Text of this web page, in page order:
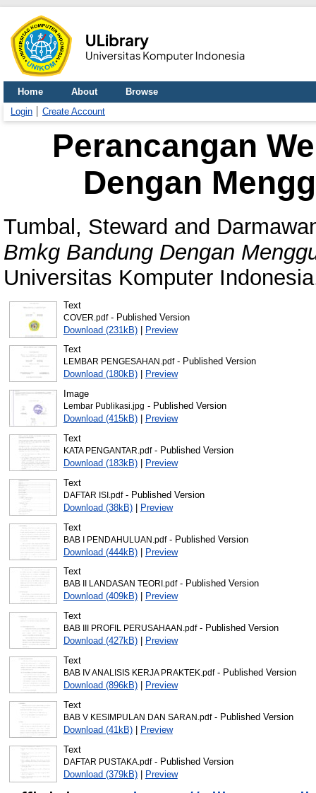
Home About
Browse
Login
Create Account
Perancangan
Dengan
Tumbal, Steward and
Bmkg Bandung Dengan
Universitas Komputer
Text
COVER.pdf- Published Version
Download (231kB)| Preview
Text
LEMBAR PENGESAHAN.pdf- Published Version
Download (180kB)|
Preview
Image
Lembar Publikasi.jpg - Published Version
Download (415kB)|
Preview
Text
KATA PENGANTAR.pdf- Published Version
Download (183kB)|
Preview
Text
DAFTAR ISI.pdf- Published Version
Download (38kB)|
Preview
Text
BAB I PENDAHULUAN.pdf- Published Version
Download (444kB)| Preview
Text
BAB II LANDASAN TEORI.pdf- Published Version
Download (409kB)|
Preview
Text
BAB III PROFIL PERUSAHAAN.pdf- Published Version
Download (427kB)|
Preview
Text
BAB IV ANALISIS KERJA PRAKTEK.pdf- Published Version
Download (896kB)|
Preview
Text
BAB V KESIMPULAN DAN SARAN.pdf- Published Version
Download (41kB)|
Preview
Text
DAFTAR PUSTAKA.pdf- Published Version
Download (379kB)| Preview